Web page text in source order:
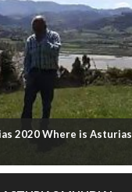
2020 Where is Asturias